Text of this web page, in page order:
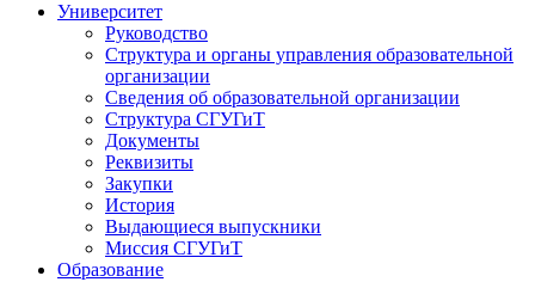
Университет
Руководство
Структура и органы управления образовательной
организации
Сведения об образовательной организации
Структура СГУГиТ
Документы
Реквизиты
Закупки
История
Выдающиеся выпускники
Миссия СГУГиТ
Образование